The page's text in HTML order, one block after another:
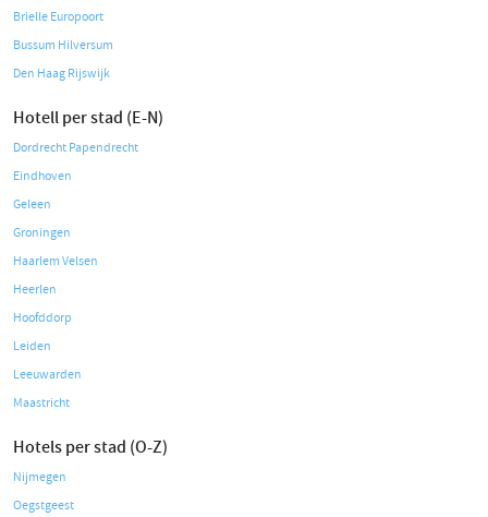
Brielle Europoort
Bussum Hilversum
Den Haag Rijswijk
Hotell per stad (E-N)
Dordrecht Papendrecht
Eindhoven
Geleen
Groningen
Haarlem Velsen
Heerlen
Hoofddorp
Leiden
Leeuwarden
Maastricht
Hotels per stad (O-Z)
Nijmegen
Oegstgeest